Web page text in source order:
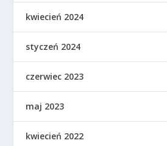
kwiecień 2024
styczeń 2024
czerwiec 2023
maj 2023
kwiecień 2022